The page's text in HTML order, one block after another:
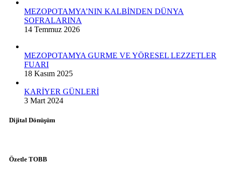
MEZOPOTAMYA’NIN KALBİNDEN DÜNYA
SOFRALARINA
14 Temmuz 2026
MEZOPOTAMYA GURME VE YÖRESEL LEZZETLER
FUARI
18 Kasım 2025
KARİYER GÜNLERİ
3 Mart 2024
Dijital Dönüşüm
Özetle TOBB